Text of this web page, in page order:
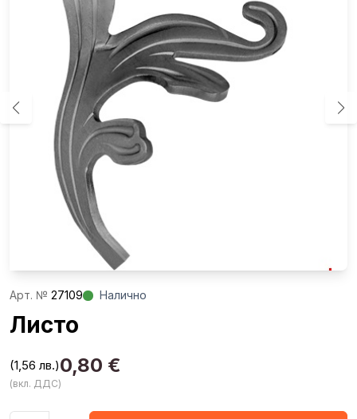
Aрт. № 27109 Налично
Листо
0,80 €
(1,56 лв.)
(вкл. ДДС)